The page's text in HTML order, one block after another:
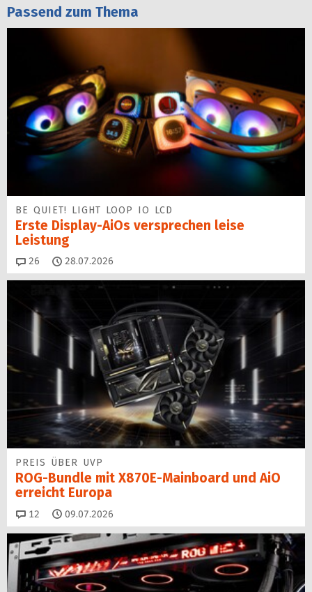
Passend zum Thema
BE QUIET! LIGHT LOOP IO LCD
Erste Display-AiOs versprechen leise
Leistung
26 Kommentare
28.07.2026
PREIS ÜBER UVP
ROG-Bundle mit X870E-Mainboard und AiO
erreicht Europa
12 Kommentare
09.07.2026